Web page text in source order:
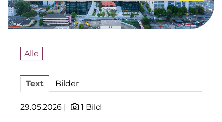
AIM
BHB Unternehmensgruppe
City 1 Group
Clean Intralogistics Net (CIN)
Alle
Text Bilder
29.05.2026 | 1 Bild